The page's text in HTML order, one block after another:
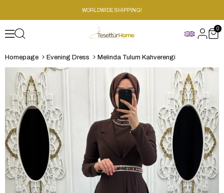
WORLDWIDE SHIPPING!
0
Homepage Evening Dress Melinda Tulum Kahverengi